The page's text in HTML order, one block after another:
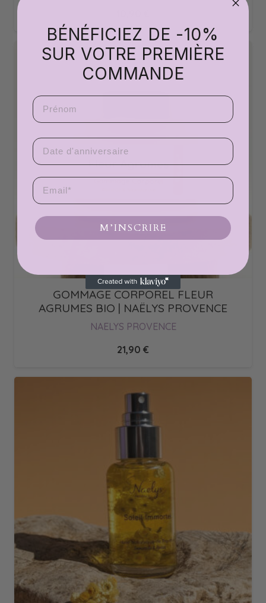
GOMMAGE CORPOREL FLEUR
AGRUMES BIO | NAËLYS PROVENCE
NAELYS PROVENCE
21,90 €
BÉNÉFICIEZ DE -10%
SUR VOTRE PREMIÈRE
COMMANDE
Prenom
Date d'anniversaire
Email
M’INSCRIRE